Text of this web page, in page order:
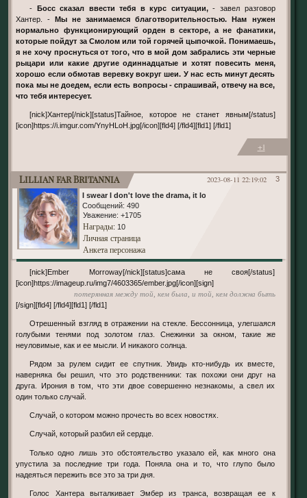
Босс сказал ввести тебя в курс ситуации,- завел разговор
Хантер. -Мы не занимаемся благотворительностью. Нам нужен
нормально функционирующий орден в секторе, а не фанатики,
которые пойдут за Смолом или той горячей цыпочкой. Понимаешь,
я не хочу проснуться от того, что в мой дом забрались эти черные
рыцари или какие другие одиннадцатые и хотят повесить меня,
хорошо если обмотав веревку вокруг шеи. У нас есть минут десять
пока мы не доедем, если есть вопросы - спрашивай, отвечу на все,
что тебя интересует.
[nick]Хантер[/nick][status]Тайное, которое не станет явным[/status]
[icon]https://i.imgur.com/YnyHLoH.jpg[/icon][fld4] [/fld4][fld1] [/fld1]
+1
3
2023-08-11 22:19:02
Lillian far Britannia
I swear I don't love the drama, it loves me
Сообщений: 490
Уважение: +1705
Награды: 10
Личная страница
Анкета персонажа
[nick]Ember Morroway[/nick][status]сама не своя[/status]
[icon]https://imageup.ru/img7/4603365/ember.jpg[/icon][sign]
потерянная между той, кем была, и той, кем должна быть
[/sign][fld4] [/fld4][fld1] [/fld1]
Отрешенный взгляд в отражении на стекле. Бессонница, улегшаяся
голубыми тенями под золотом глаз. Снежинки за окном, такие же
неуловимые, как и ее мысли. И никакого солнца.
Рядом за рулем сидит ее спутник. Увидь кто-нибудь их вместе,
наверняка бы решил, что это родственники: так похожи они друг на
друга. Ирония в том, что эти двое совершенно незнакомы, а свел их
один только случай.
Случай, о котором можно прочесть во всех новостях.
Случай, который разбил ей сердце.
Только одно лишь это обстоятельство указало ей, как много она
упустила за последние три года. Поняла она и то, что глупо было
надеяться пережить все это за три дня.
Голос Хантера выталкивает Эмбер из транса, возвращая ее к